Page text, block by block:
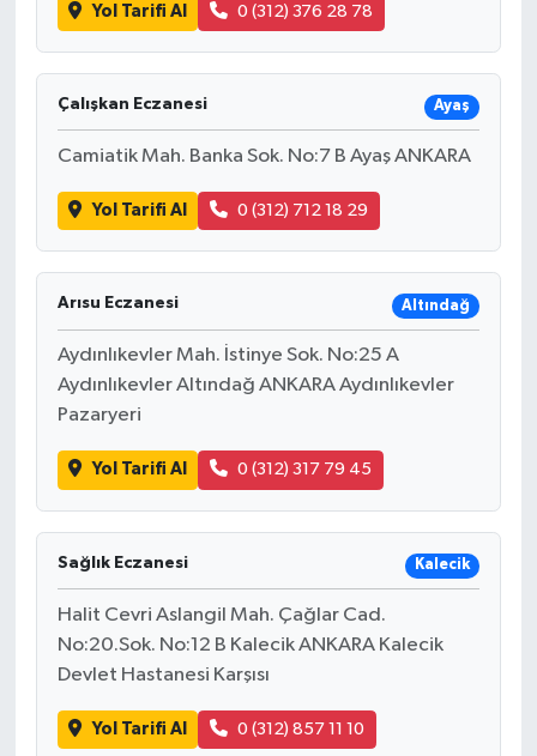
Yol Tarifi Al 0 (312) 376 28 78
Çalışkan Eczanesi Ayaş
Camiatik Mah. Banka Sok. No:7 B Ayaş ANKARA
Yol Tarifi Al 0 (312) 712 18 29
Arısu Eczanesi Altındağ
Aydınlıkevler Mah. İstinye Sok. No:25 A
Aydınlıkevler Altındağ ANKARA Aydınlıkevler
Pazaryeri
Yol Tarifi Al 0 (312) 317 79 45
Sağlık Eczanesi Kalecik
Halit Cevri Aslangil Mah. Çağlar Cad.
No:20.Sok. No:12 B Kalecik ANKARA Kalecik
Devlet Hastanesi Karşısı
Yol Tarifi Al 0 (312) 857 11 10